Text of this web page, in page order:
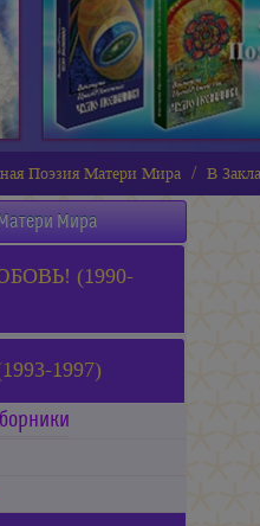
Поэзия Матери Мира В
Мира
(1990-
1997)